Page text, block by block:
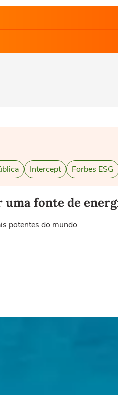
Intercept Forbes ESG
fonte de
potentes do mundo